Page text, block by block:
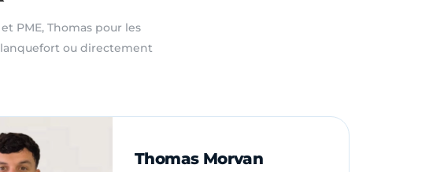
PME, Thomas pour les
ou directement
Thomas Morvan